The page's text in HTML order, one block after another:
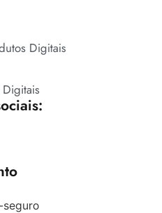
Digitais